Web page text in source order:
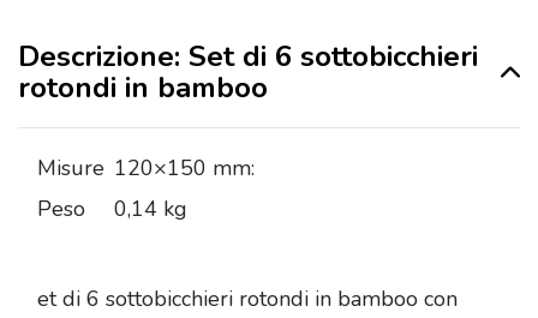
Descrizione: Set di 6 sottobicchieri
rotondi in bamboo
Misure 120×150 mm:
Peso
0,14 kg
et di 6 sottobicchieri rotondi in bamboo con